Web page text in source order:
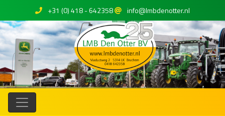
+31 (0) 418 - 642358 info@lmbdenotter.nl